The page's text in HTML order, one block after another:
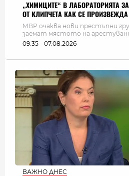
„ХИМИЦИТЕ“ В ЛАБОРАТОРИЯТА
ОТ КЛИПЧЕТА КАК СЕ
МВР очаква нови престъпни
заемат мястото на
09:35 - 07.08.2026
ВАЖНО ДНЕС